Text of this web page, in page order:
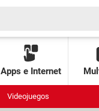
Apps e Internet
Videojuegos